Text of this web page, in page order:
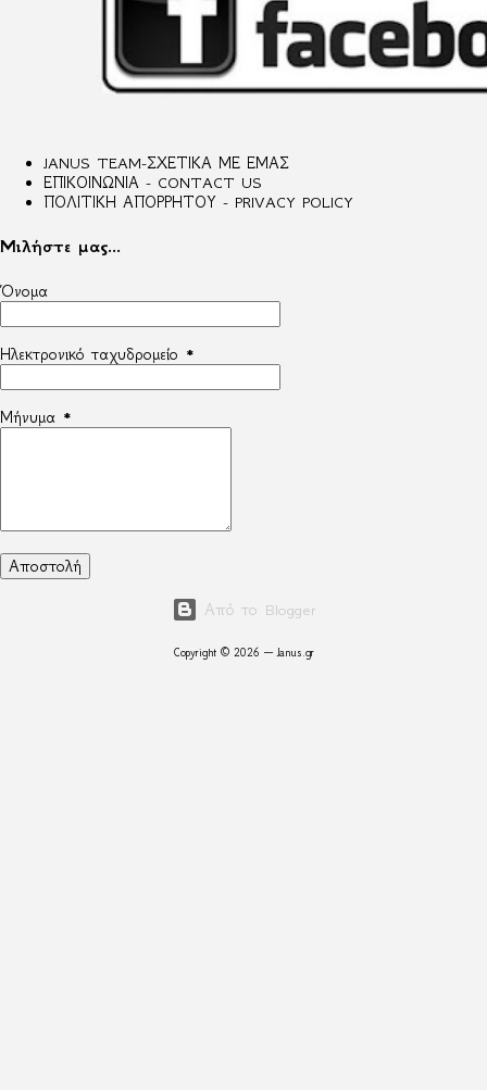
JANUS TEAM-ΣΧΕΤΙΚΑ ΜΕ ΕΜΑΣ
ΕΠΙΚΟΙΝΩΝΙΑ - CONTACT US
ΠΟΛΙΤΙΚΗ ΑΠΟΡΡΗΤΟΥ - PRIVACY POLICY
Μιλήστε μας...
Όνομα
Ηλεκτρονικό ταχυδρομείο *
Μήνυμα *
Από το Blogger
Copyright © 2026 — Janus.gr